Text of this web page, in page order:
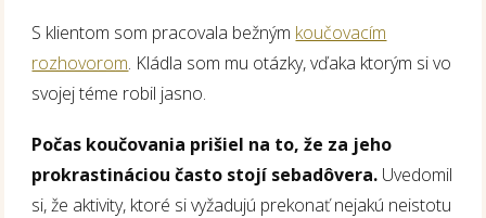
S klientom som pracovala bežným koučovacím
rozhovorom. Kládla som mu otázky, vďaka ktorým si vo
svojej téme robil jasno.
Počas koučovania prišiel na to, že za jeho
prokrastináciou často stojí sebadôvera. Uvedomil
si, že aktivity, ktoré si vyžadujú prekonať nejakú neistotu